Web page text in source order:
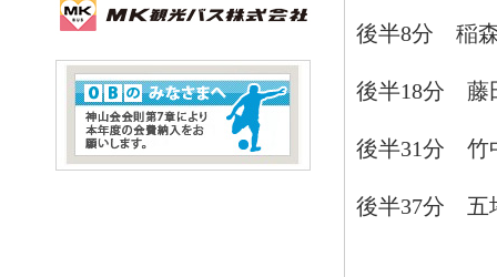
後半8分 稲
後半18分 藤
後半31分 竹
後半37分 五